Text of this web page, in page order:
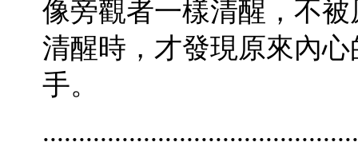
像旁觀者一樣清醒，不
清醒時，才發現原來內
手。